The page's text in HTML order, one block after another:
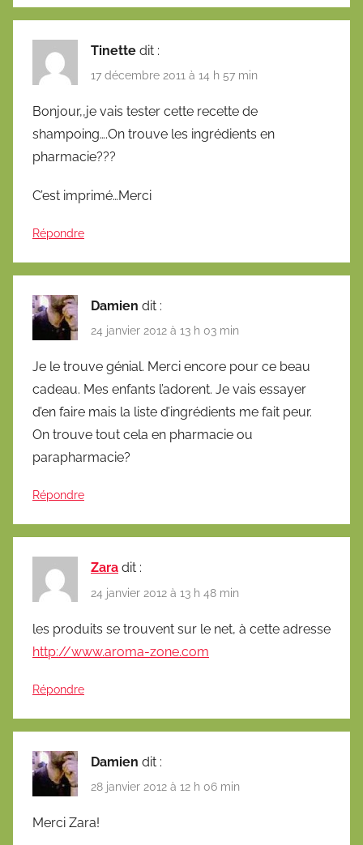
Tinette dit :
17 décembre 2011 à 14 h 57 min
Bonjour,,je vais tester cette recette de
shampoing….On trouve les ingrédients en
pharmacie???
C’est imprimé…Merci
Répondre
Damien dit :
24 janvier 2012 à 13 h 03 min
Je le trouve génial. Merci encore pour ce beau
cadeau. Mes enfants l’adorent. Je vais essayer
d’en faire mais la liste d’ingrédients me fait peur.
On trouve tout cela en pharmacie ou
parapharmacie?
Répondre
Zara dit :
24 janvier 2012 à 13 h 48 min
les produits se trouvent sur le net, à cette adresse
http://www.aroma-zone.com
Répondre
Damien dit :
28 janvier 2012 à 12 h 06 min
Merci Zara!